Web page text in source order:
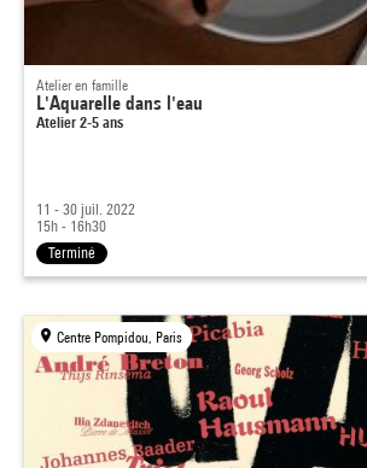
Atelier en famille
L'Aquarelle dans l'eau
Atelier 2-5 ans
11 - 30 juil. 2022
15h - 16h30
Terminé
Centre Pompidou, Paris